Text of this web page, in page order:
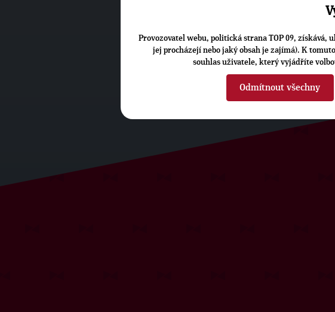
Provozovatel webu, politická strana TOP 09, získává,
jej procházejí nebo jaký obsah je zajímá). K
souhlas uživatele, který vyjádříte
Odmítnout všechny